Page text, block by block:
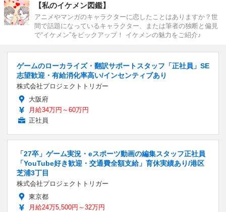
【私のイケメン図鑑】
アニメやマンガのキャラクターに恋したことはありますか？世
間で話題になっているキャラクター、または筆者の独断と偏見
で“イケメン”をピックアップ！ イケメンの魅力をご紹介♪
ゲームのローカライズ・翻訳サポートスタッフ「正社員」SE
志望歓迎・有給消化率高い/インセンティブあり
株式会社プロジェクトトリガー
大阪府
月給34万円～60万円
正社員
「27卒」ゲーム実況・eスポーツ動画の編集スタッフ正社員
「YouTube好き歓迎・交通費全額支給」育休実績あり/港区
芝浦3丁目
株式会社プロジェクトトリガー
東京都
月給24万5,500円～32万円